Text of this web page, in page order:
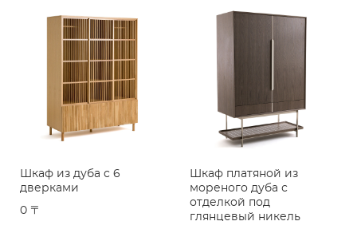
Шкаф из дуба с 6
дверками
0 〒
Шкаф платяной из
мореного дуба с
отделкой под
глянцевый никель